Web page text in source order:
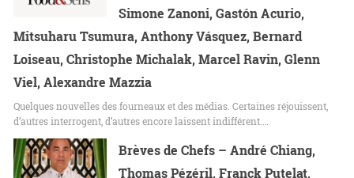
Simone Zanoni, Gastón Acurio,
Mitsuharu Tsumura, Anthony Vásquez, Bernard
Loiseau, Christophe Michalak, Marcel Ravin, Glenn
Viel, Alexandre Mazzia
Quelques nouvelles des fourneaux et des médias. Certaines réjouissent,
d’autres interrogent, d’autres encore laissent indifférent.…
Brèves de Chefs – André Chiang,
Thomas Pézéril, Franck Putelat,